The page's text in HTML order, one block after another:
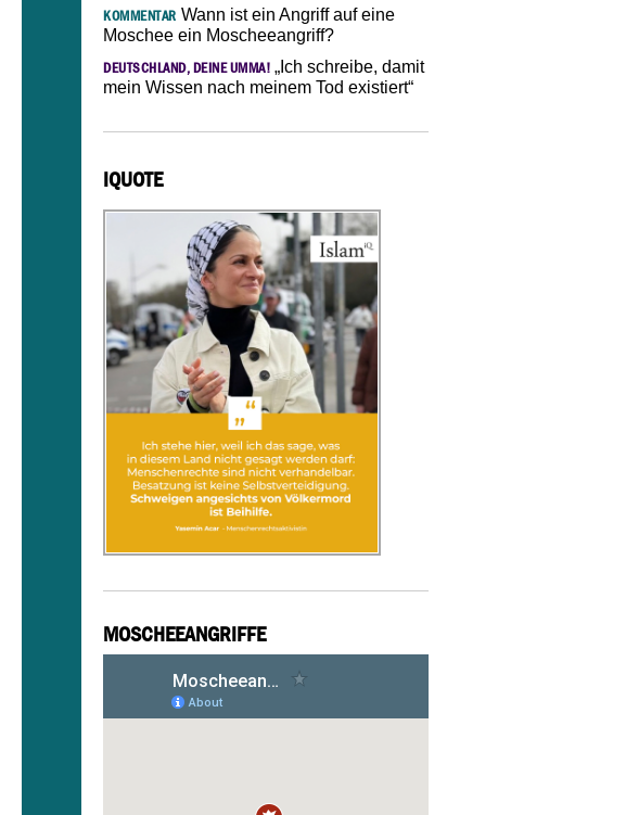
KOMMENTAR Wann ist ein Angriff auf eine
Moschee ein Moscheeangriff?
DEUTSCHLAND, DEINE UMMA! „Ich schreibe, damit
mein Wissen nach meinem Tod existiert“
IQUOTE
MOSCHEEANGRIFFE